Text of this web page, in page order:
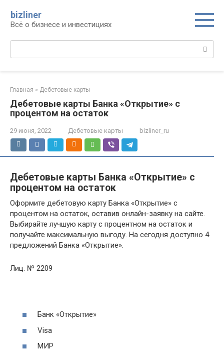
контенту
bizliner
Всё о бизнесе и инвестициях
Поиск:
Главная » Дебетовые карты
Дебетовые карты Банка «Открытие» c
процентом на остаток
29 июня, 2022 Дебетовые карты bizliner_ru
Дебетовые карты Банка «Открытие» c
процентом на остаток
Оформите дебетовую карту Банка «Открытие» с
процентом на остаток, оставив онлайн-заявку на сайте.
Выбирайте лучшую карту с процентном на остаток и
получайте максимальную выгоду. На сегодня доступно 4
предложений Банка «Открытие».
Лиц. № 2209
Банк «Открытие»
Visa
МИР